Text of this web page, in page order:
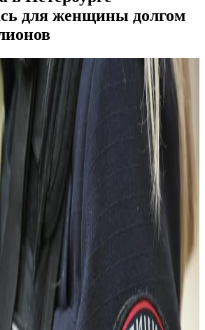
для женщины долгом